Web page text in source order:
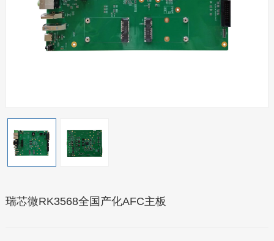
瑞芯微RK3568全国产化AFC主板